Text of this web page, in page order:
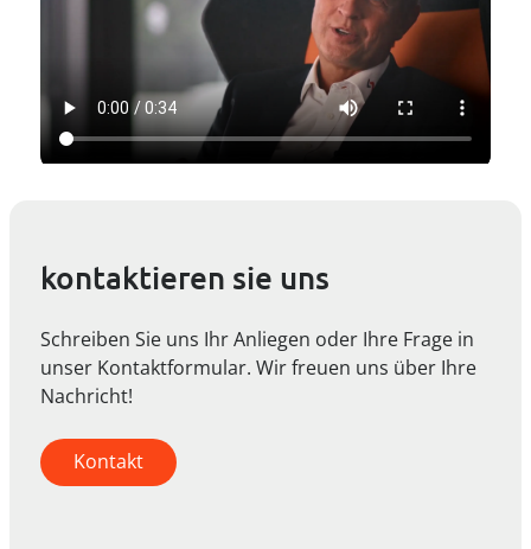
kontaktieren sie uns
Schreiben Sie uns Ihr Anliegen oder Ihre Frage in
unser Kontaktformular. Wir freuen uns über Ihre
Nachricht!
Kontakt